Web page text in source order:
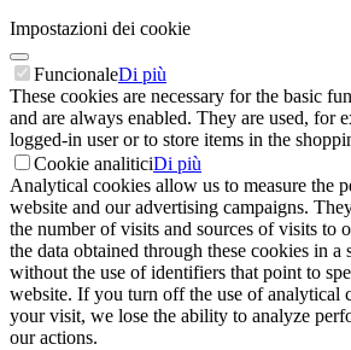
Impostazioni dei cookie
FuncionaleDi più
These cookies are necessary for the basic
and are always enabled. They are used, for
logged-in user or to store items in the
Cookie analiticiDi più
Analytical cookies allow us to measure the
website and our advertising campaigns.
the number of visits and sources of visits to
the data obtained through these cookies in a
without the use of identifiers that point to
website. If you turn off the use of analytical
your visit, we lose the ability to analyze
our actions.